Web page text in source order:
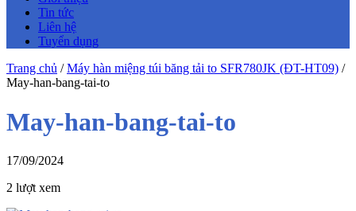
Tin tức
Liên hệ
Tuyển dụng
Trang chủ /Máy hàn miệng túi băng tải to SFR780JK (ĐT-HT09) /
May-han-bang-tai-to
May-han-bang-tai-to
17/09/2024
2 lượt xem